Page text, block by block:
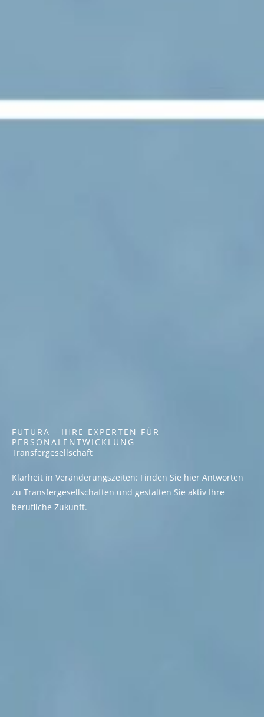
FUTURA - IHRE EXPERTEN FÜR
PERSONALENTWICKLUNG
Transfer­gesellschaft
Klarheit in Veränderungszeiten: Finden Sie hier Antworten
zu Transfergesellschaften und gestalten Sie aktiv Ihre
berufliche Zukunft.